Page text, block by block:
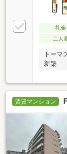
礼金
二人
トーマ
新築
賃貸マンション